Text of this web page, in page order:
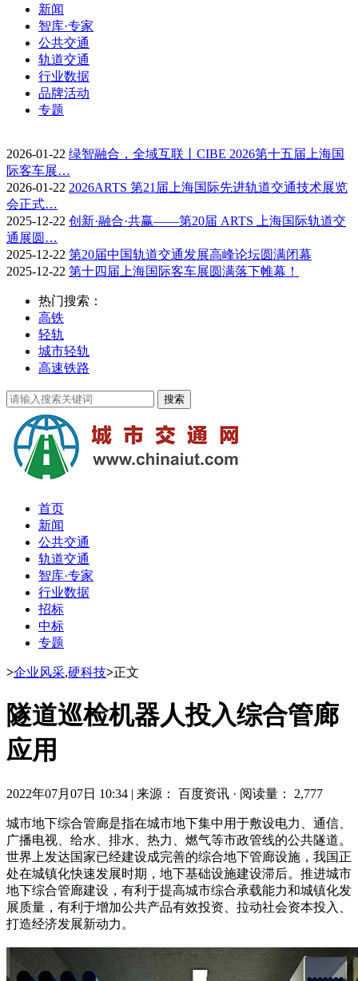
新闻
智库·专家
公共交通
轨道交通
行业数据
品牌活动
专题
2026-01-22 绿智融合，全域互联丨CIBE 2026第十五届上海国
际客车展…
2026-01-22 2026ARTS 第21届上海国际先进轨道交通技术展览
会正式…
2025-12-22 创新·融合·共赢——第20届 ARTS 上海国际轨道交
通展圆…
2025-12-22 第20届中国轨道交通发展高峰论坛圆满闭幕
2025-12-22 第十四届上海国际客车展圆满落下帷幕！
热门搜索：
高铁
轻轨
城市轻轨
高速铁路
首页
新闻
公共交通
轨道交通
智库·专家
行业数据
招标
中标
专题
>企业风采,硬科技>正文
隧道巡检机器人投入综合管廊
应用
2022年07月07日 10:34 | 来源： 百度资讯 · 阅读量： 2,777
城市地下综合管廊是指在城市地下集中用于敷设电力、通信、
广播电视、给水、排水、热力、燃气等市政管线的公共隧道。
世界上发达国家已经建设成完善的综合地下管廊设施，我国正
处在城镇化快速发展时期，地下基础设施建设滞后。推进城市
地下综合管廊建设，有利于提高城市综合承载能力和城镇化发
展质量，有利于增加公共产品有效投资、拉动社会资本投入、
打造经济发展新动力。